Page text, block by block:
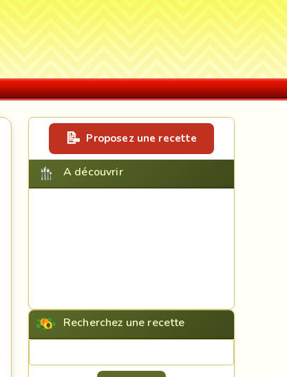
Proposez une recette
A découvrir
Recherchez une recette